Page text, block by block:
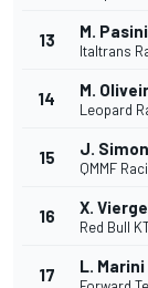
13 M. Pasini
Italtrans
14 M.
Leopard
15 J. Simon
QMMF
16 X. Vierge
Red Bull
17 L. Marini